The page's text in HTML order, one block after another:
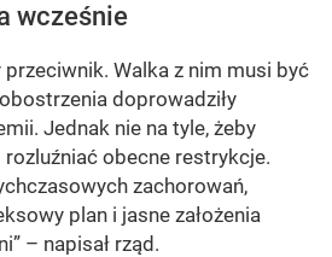
wcześnie
Walka z nim musi być
doprowadziły
Jednak nie na tyle, żeby
obecne restrykcje.
zachorowań,
plan i jasne założenia
– napisał rząd.